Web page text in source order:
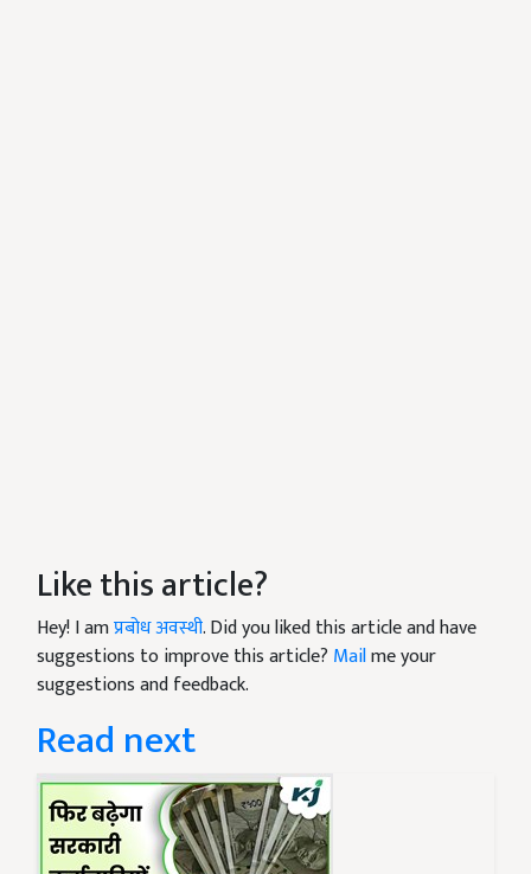
Like this article?
Hey! I amप्रबोध अवस्थी. Did you liked this article and have
suggestions to improve this article? Mailme your
suggestions and feedback.
Read next